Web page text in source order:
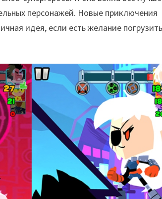
персонажей. Новые приключения
идея, если есть желание